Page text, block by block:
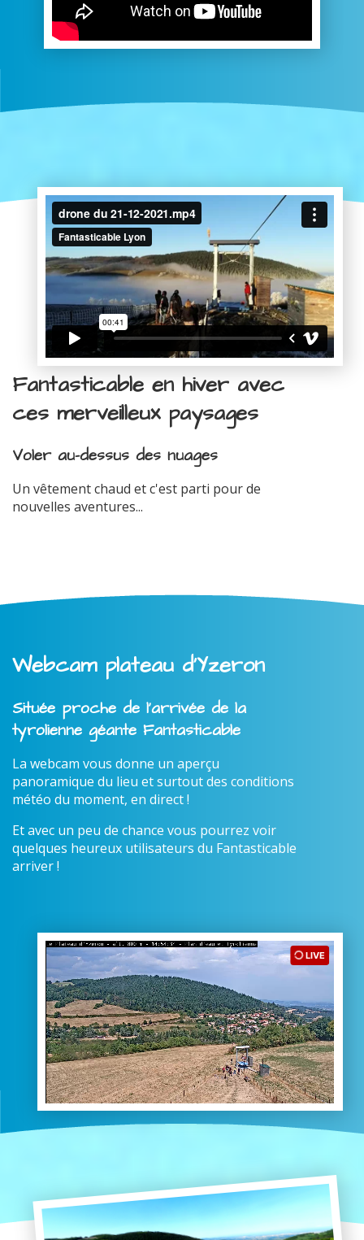
Fantasticable en hiver avec
ces merveilleux paysages
Voler au-dessus des nuages
Un vêtement chaud et c'est parti pour de
nouvelles aventures...
Webcam plateau d'Yzeron
Située proche de l'arrivée de la
tyrolienne géante Fantasticable
La webcam vous donne un aperçu
panoramique du lieu et surtout des conditions
météo du moment, en direct !
Et avec un peu de chance vous pourrez voir
quelques heureux utilisateurs du Fantasticable
arriver !